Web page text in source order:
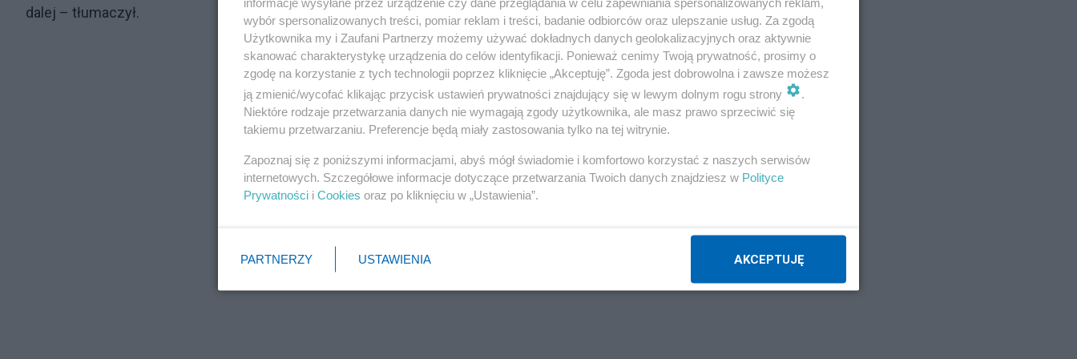
dalej – tłumaczył.
wybór spersonalizowanych treści, pomiar reklam i treści, badanie odbiorców oraz ulepszanie usług. Za zgodą
Użytkownika my i Zaufani Partnerzy możemy używać dokładnych danych geolokalizacyjnych oraz aktywnie
skanować charakterystykę urządzenia do celów identyfikacji. Ponieważ cenimy Twoją prywatność, prosimy o
zgodę na korzystanie z tych technologii poprzez kliknięcie „Akceptuję”. Zgoda jest dobrowolna i zawsze możesz
ją zmienić/wycofać klikając przycisk ustawień prywatności znajdujący się w lewym dolnym rogu strony
.
Niektóre rodzaje przetwarzania danych nie wymagają zgody użytkownika, ale masz prawo sprzeciwić się
takiemu przetwarzaniu. Preferencje będą miały zastosowania tylko na tej witrynie.
Zapoznaj się z poniższymi informacjami, abyś mógł świadomie i komfortowo korzystać z naszych serwisów
internetowych. Szczegółowe informacje dotyczące przetwarzania Twoich danych znajdziesz w Polityce
Prywatności i Cookies oraz po kliknięciu w „Ustawienia”.
PARTNERZY USTAWIENIA AKCEPTUJĘ